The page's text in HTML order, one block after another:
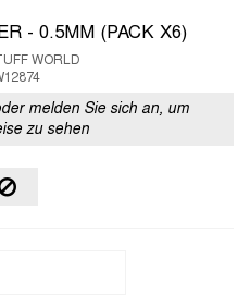
- 0.5MM (PACK X6)
WORLD
melden Sie sich an, um
zu sehen